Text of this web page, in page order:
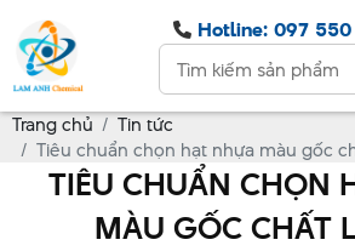
Hotline: 097
Trang chủ
Tin tức
Tiêu chuẩn chọn hạt nhựa màu gốc
TIÊU CHUẨN CHỌN
MÀU GỐC CHẤT